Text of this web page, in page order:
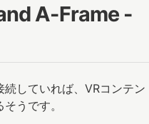
A-Frame -
していれば、VRコンテン
うです。